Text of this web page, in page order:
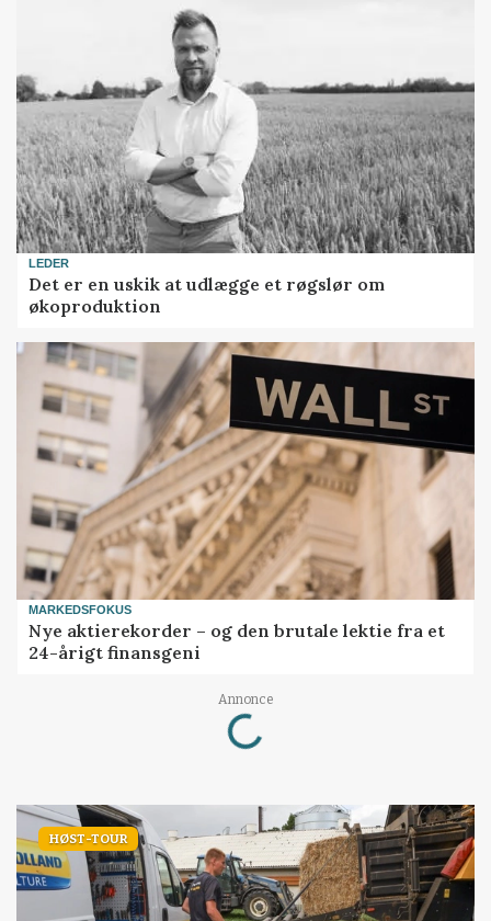
LEDER
Det er en uskik at udlægge et røgslør om
økoproduktion
MARKEDSFOKUS
Nye aktierekorder – og den brutale lektie fra et
24-årigt finansgeni
Annonce
Loading...
HØST-TOUR